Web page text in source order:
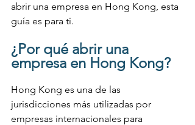
abrir una empresa en Hong Kong, esta
guía es para ti.
¿Por qué abrir una
empresa en Hong Kong?
Hong Kong es una de las
jurisdicciones más utilizadas por
empresas internacionales para